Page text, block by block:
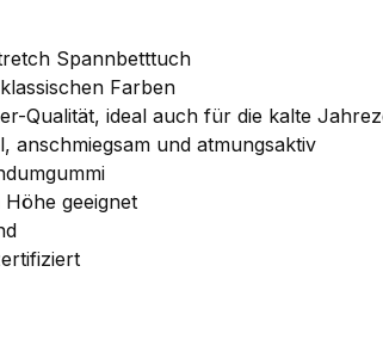
Spannbetttuch
Farben
Qualität, ideal auch für die kalte
anschmiegsam und atmungsaktiv
geeignet